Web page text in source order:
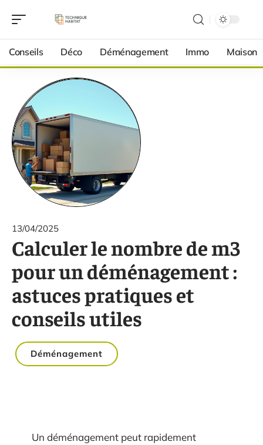
Conseils Déco Déménagement Immo Maison
13/04/2025
Calculer le nombre de m3
pour un déménagement :
astuces pratiques et
conseils utiles
Déménagement
Un déménagement peut rapidement